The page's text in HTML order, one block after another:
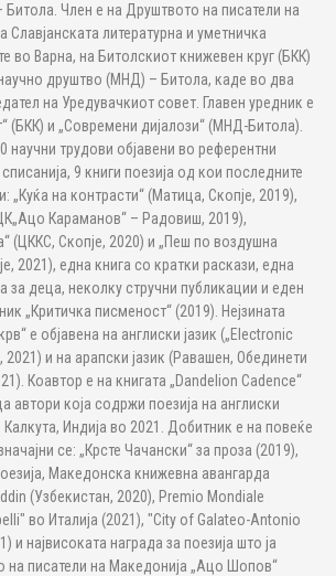
Битола. Член е на Друштвото на писатели на
литературна и уметничка
во Варна, на Битолскиот книжевен круг (БКК)
друштво (МНД) – Битола, каде во два
на Уредувачкиот совет. Главен уредник е
(БКК) и „Современи дијалози“ (МНД-Битола).
научни трудови објавени во референтни
9 книги поезија од кои последните
„Куќа на контрасти“ (Матица, Скопје, 2019),
Караманов“ – Радовиш, 2019),
(ЦККС, Скопје, 2020) и „Пеш по воздушна
2021), една книга со кратки раскази, една
за деца, неколку стручни публикации и еден
„Критичка писменост“ (2019). Нејзината
е објавена на англиски јазик („Electronic
2021) и на арапски јазик (Равашен, Обединети
Коавтор е на книгата „Dandelion Cadence“
автори која содржи поезија на англиски
Калкута, Индија во 2021. Добитник е на повеќе
се: „Крсте Чачански“ за проза (2019),
Македонска книжевна авангарда
(Узбекистан, 2020), Premio Mondiale
во Италија (2021), "City of Galateo-Antonio
и највисоката награда за поезија што ја
на писатели на Македонија „Ацо Шопов“